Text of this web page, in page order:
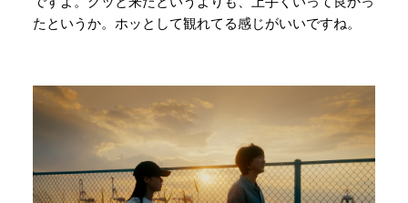
たというか。ホッとして観れてる感じがいいですね。